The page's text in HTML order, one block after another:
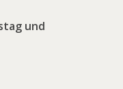
und